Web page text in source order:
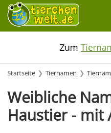
Zum
Startseite Tiernamen
Weibliche
Haustier - mit